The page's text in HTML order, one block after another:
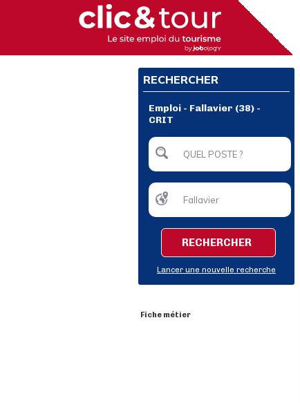
RECHERCHER
Emploi - Fallavier (38) -
CRIT
RECHERCHER
Lancer une nouvelle recherche
Fiche métier